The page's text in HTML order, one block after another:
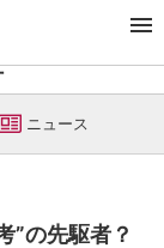
ニュース
”の先駆者？